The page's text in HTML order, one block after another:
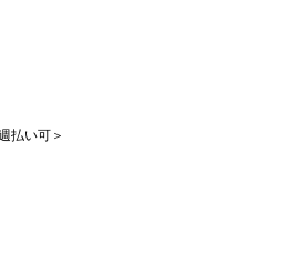
払い可＞